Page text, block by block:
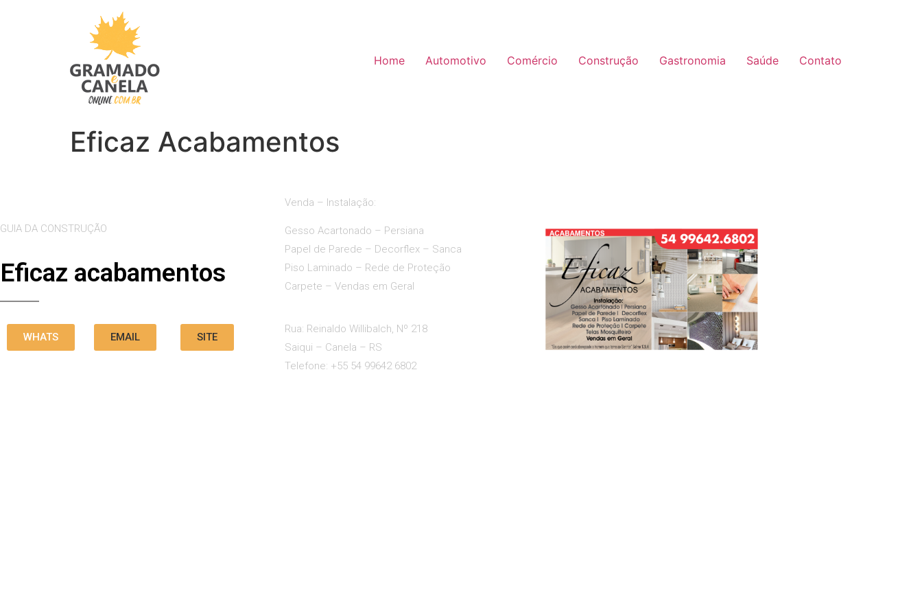
Home Automotivo Comércio Construção Gastronomia Saúde Contato
Eficaz Acabamentos
GUIA DA CONSTRUÇÃO
Eficaz acabamentos
WHATS EMAIL SITE
Venda – Instalação:
Gesso Acartonado – Persiana
Papel de Parede – Decorflex – Sanca
Piso Laminado – Rede de Proteção
Carpete – Vendas em Geral
Rua: Reinaldo Willibalch, Nº 218
Saiqui – Canela – RS
Telefone: +55 54 99642 6802